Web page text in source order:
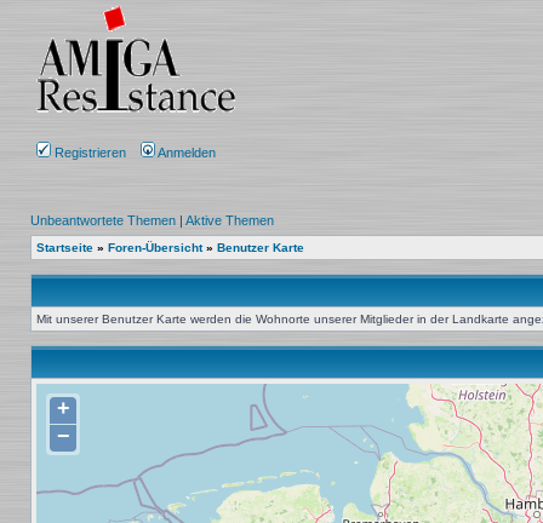
Registrieren Anmelden
Unbeantwortete Themen | Aktive Themen
Startseite » Foren-Übersicht» Benutzer Karte
Mit unserer Benutzer Karte werden die Wohnorte unserer Mitglieder in der Landkarte
+
−